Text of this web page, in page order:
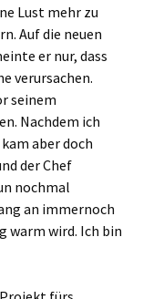
Lust mehr zu
Auf die neuen
er nur, dass
verursachen.
seinem
Nachdem ich
aber doch
der Chef
nochmal
an immernoch
warm wird. Ich bin